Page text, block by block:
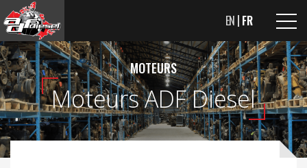
EN FR
MOTEURS
Moteurs ADF Diesel